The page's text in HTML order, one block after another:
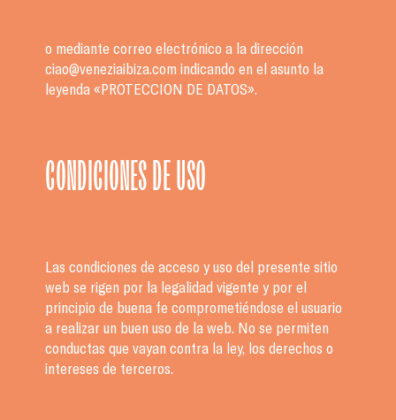
o mediante correo electrónico a la dirección
ciao@veneziaibiza.com indicando en el asunto la
leyenda «PROTECCION DE DATOS».
CONDICIONES DE USO
Las condiciones de acceso y uso del presente sitio
web se rigen por la legalidad vigente y por el
principio de buena fe comprometiéndose el usuario
a realizar un buen uso de la web. No se permiten
conductas que vayan contra la ley, los derechos o
intereses de terceros.